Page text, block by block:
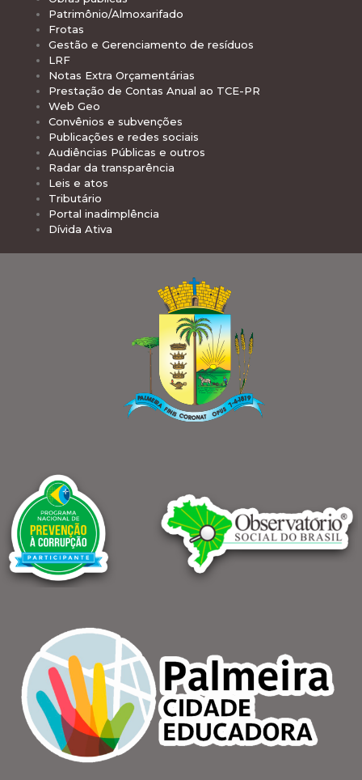
Patrimônio/Almoxarifado
Frotas
Gestão e Gerenciamento de resíduos
LRF
Notas Extra Orçamentárias
Prestação de Contas Anual ao TCE-PR
Web Geo
Convênios e subvenções
Publicações e redes sociais
Audiências Públicas e outros
Radar da transparência
Leis e atos
Tributário
Portal inadimplência
Dívida Ativa